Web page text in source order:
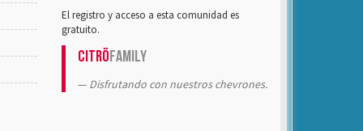
El registro y acceso a esta comunidad es
gratuito.
CitröFamily
Disfrutando con nuestros chevrones.